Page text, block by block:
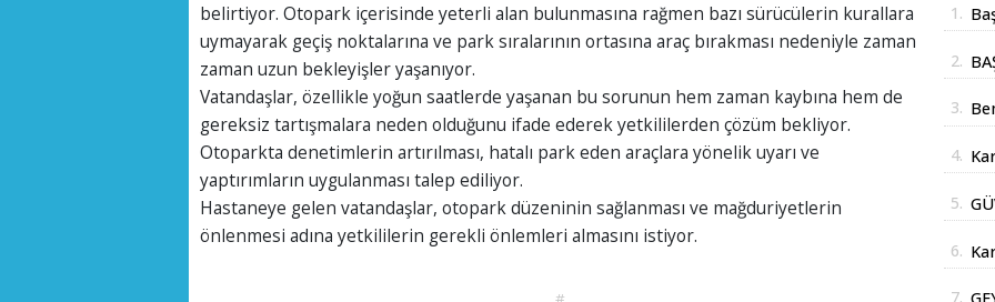
belirtiyor. Otopark içerisinde yeterli alan bulunmasına rağmen bazı sürücülerin kurallara
uymayarak geçiş noktalarına ve park sıralarının ortasına araç bırakması nedeniyle zaman
zaman uzun bekleyişler yaşanıyor.
Vatandaşlar, özellikle yoğun saatlerde yaşanan bu sorunun hem zaman kaybına hem de
gereksiz tartışmalara neden olduğunu ifade ederek yetkililerden çözüm bekliyor.
Otoparkta denetimlerin artırılması, hatalı park eden araçlara yönelik uyarı ve
yaptırımların uygulanması talep ediliyor.
Hastaneye gelen vatandaşlar, otopark düzeninin sağlanması ve mağduriyetlerin
önlenmesi adına yetkililerin gerekli önlemleri almasını istiyor.
1.
2.
3.
4.
5.
6.
7.